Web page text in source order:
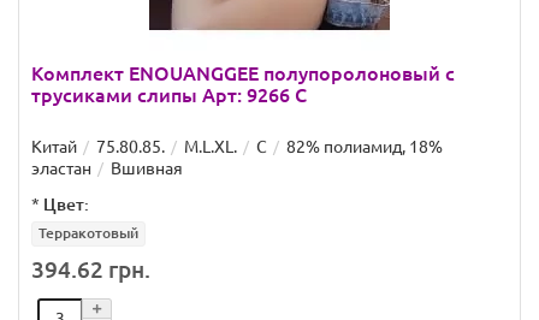
Комплект ENOUANGGEE полупоролоновый с
трусиками слипы Арт: 9266 C
Китай 75.80.85. M.L.XL. C
82% полиамид, 18%
эластан
Вшивная
* Цвет:
Терракотовый
394.62 грн.